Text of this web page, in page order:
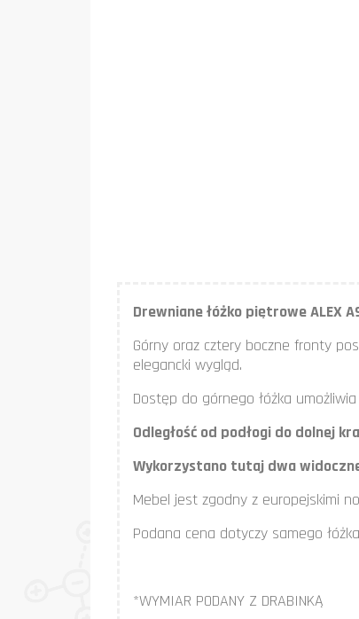
Drewniane łóżko piętrowe ALEX
Górny oraz cztery boczne fronty
elegancki wygląd.
Dostęp do górnego łóżka umożliwia
Odległość od podłogi do dolnej
Wykorzystano tutaj dwa
Mebel jest zgodny z europejskimi
Podana cena dotyczy samego
*WYMIAR PODANY Z DRABINKĄ